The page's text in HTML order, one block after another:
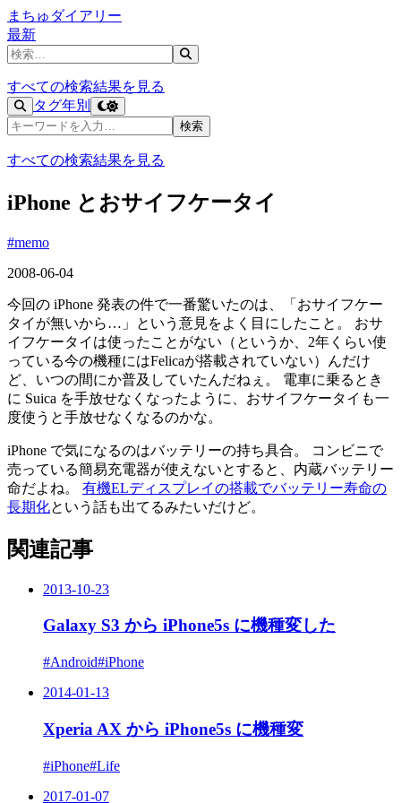
まちゅダイアリー
最新
記事を検索
すべての検索結果を見る
タグ年別
記事を検索
検索
すべての検索結果を見る
iPhone とおサイフケータイ
#memo
2008-06-04
今回の iPhone 発表の件で一番驚いたのは、「おサイフケー
タイが無いから…」という意見をよく目にしたこと。 おサ
イフケータイは使ったことがない（というか、2年くらい使
っている今の機種にはFelicaが搭載されていない）んだけ
ど、いつの間にか普及していたんだねぇ。 電車に乗るとき
に Suica を手放せなくなったように、おサイフケータイも一
度使うと手放せなくなるのかな。
iPhone で気になるのはバッテリーの持ち具合。 コンビニで
売っている簡易充電器が使えないとすると、内蔵バッテリー
命だよね。 有機ELディスプレイの搭載でバッテリー寿命の
長期化という話も出てるみたいだけど。
関連記事
2013-10-23
Galaxy S3 から iPhone5s に機種変した
#Android#iPhone
2014-01-13
Xperia AX から iPhone5s に機種変
#iPhone#Life
2017-01-07